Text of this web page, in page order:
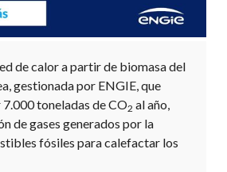
de calor a partir de biomasa del
gestionada por ENGIE, que
toneladas de CO2 al año,
de gases generados por la
fósiles para calefactar los